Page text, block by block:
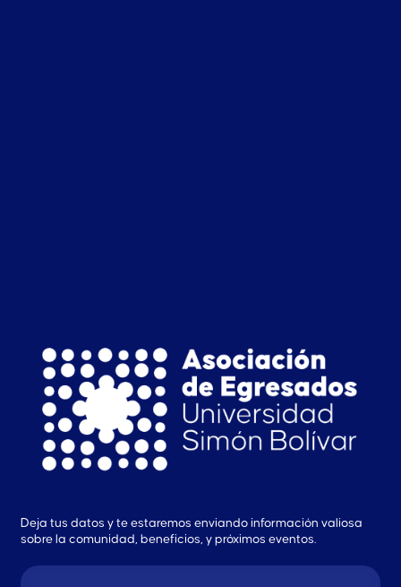
Deja tus datos y te estaremos enviando información valiosa
sobre la comunidad, beneficios, y próximos eventos.